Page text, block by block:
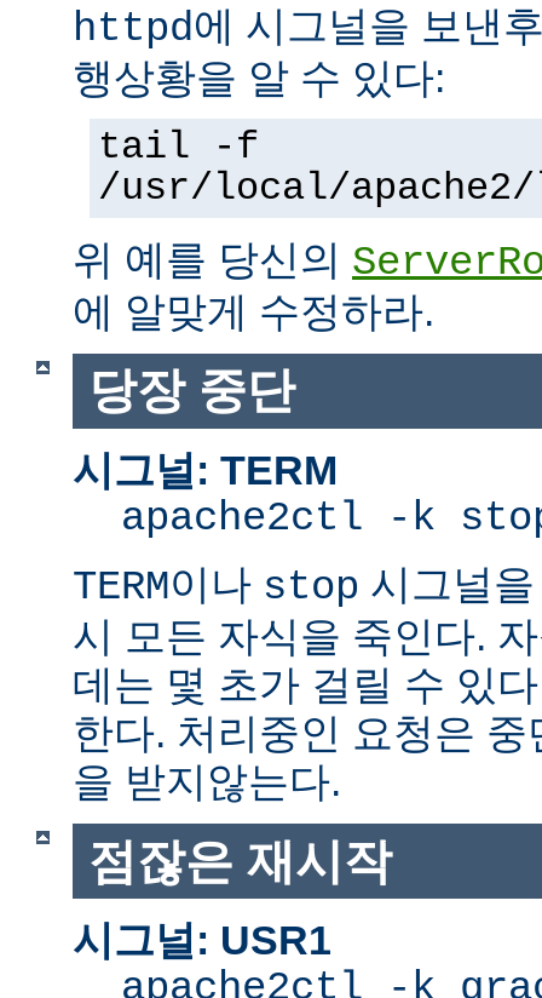
httpd에 시그널을 보낸
행상황을 알 수 있다:
tail -f
/usr/local/
위 예를 당신의
에 알맞게 수정하라.
당장 중단
시그널: TERM
apache2ctl -k
TERM이나 stop 시그널
시 모든 자식을 죽인다.
데는 몇 초가 걸릴 수 있
한다. 처리중인 요청은
을 받지않는다.
점잖은 재시작
시그널: USR1